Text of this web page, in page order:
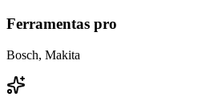
Ferramentas pro
Bosch, Makita